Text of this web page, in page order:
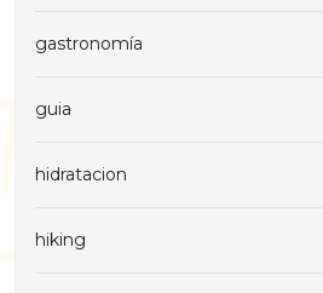
gastronomía
guia
hidratacion
hiking